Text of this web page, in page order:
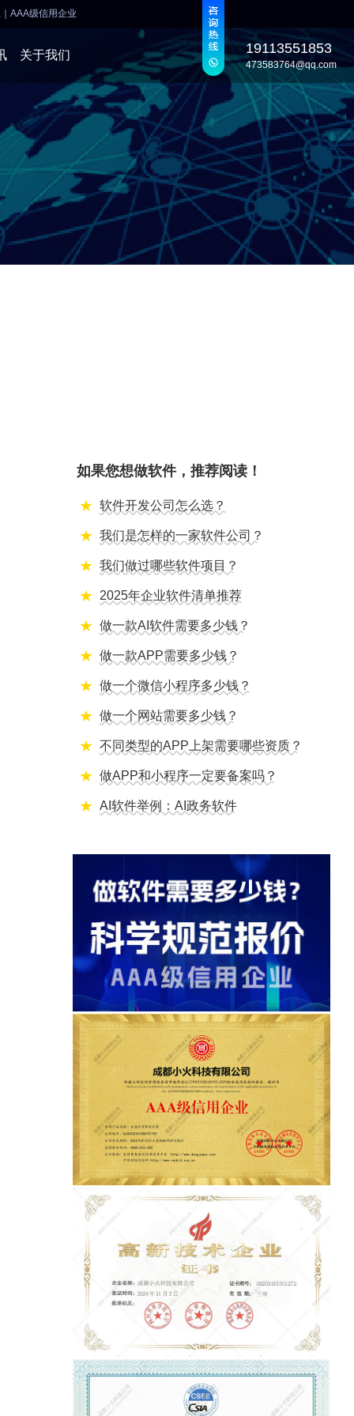
AAA级信用企业
关于我们 19113551853
473583764@qq.com
如果您想做软件，推荐阅读！
软件开发公司怎么选？
我们是怎样的一家软件公司？
我们做过哪些软件项目？
2025年企业软件清单推荐
做一款AI软件需要多少钱？
做一款APP需要多少钱？
做一个微信小程序多少钱？
做一个网站需要多少钱？
不同类型的APP上架需要哪些资质？
做APP和小程序一定要备案吗？
AI软件举例：AI政务软件